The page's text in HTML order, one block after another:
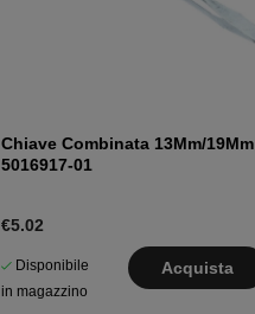
Chiave Combinata 13Mm/19Mm
5016917-01
€5.02
Disponibile
in magazzino
Acquista